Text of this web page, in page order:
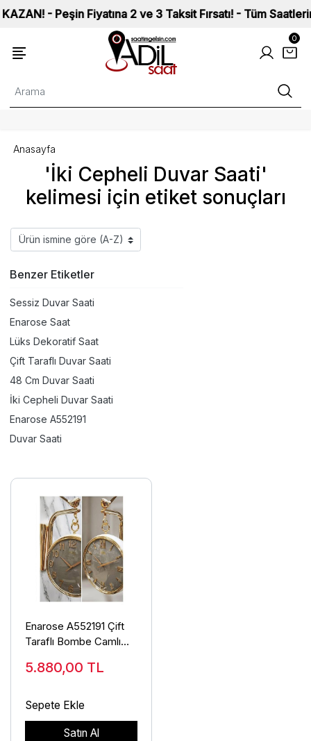
- Peşin Fiyatına 2 ve 3 Taksit Fırsatı! - Tüm
0
'İki Cepheli Duvar Saati'
kelimesi için etiket sonuçları
Anasayfa
Benzer Etiketler
Sessiz Duvar Saati
Enarose Saat
Lüks Dekoratif Saat
Çift Taraflı Duvar Saati
48 Cm Duvar Saati
İki Cepheli Duvar Saati
Enarose A552191
Duvar Saati
Enarose A552191 Çift
Taraflı Bombe Camlı
5.880,00 TL
Sepete Ekle
Satın Al